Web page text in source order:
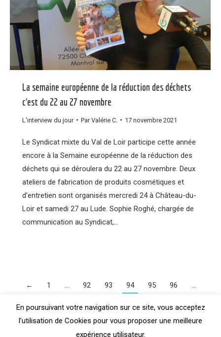
La semaine européenne de la réduction des déchets
c’est du 22 au 27 novembre
L'interview du jour ParValérie C. 17 novembre 2021
Le Syndicat mixte du Val de Loir participe cette année
encore à la Semaine européenne de la réduction des
déchets qui se déroulera du 22 au 27 novembre. Deux
ateliers de fabrication de produits cosmétiques et
d’entretien sont organisés mercredi 24 à Château-du-
Loir et samedi 27 au Lude. Sophie Roghé, chargée de
communication au Syndicat,…
← 1 … 92 93 94 95 96
…
En poursuivant votre navigation sur ce site, vous acceptez
l’utilisation de Cookies pour vous proposer une meilleure
expérience utilisateur.